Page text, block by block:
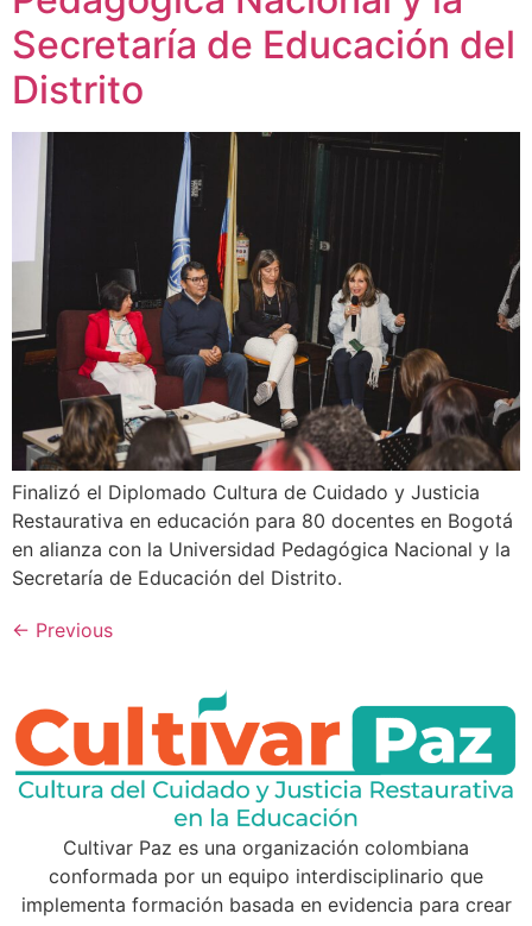
Secretaría de Educación del
Distrito
Finalizó el Diplomado Cultura de Cuidado y Justicia
Restaurativa en educación para 80 docentes en Bogotá
en alianza con la Universidad Pedagógica Nacional y la
Secretaría de Educación del Distrito.
← Previous
Cultivar Paz es una organización colombiana
conformada por un equipo interdisciplinario que
implementa formación basada en evidencia para crear